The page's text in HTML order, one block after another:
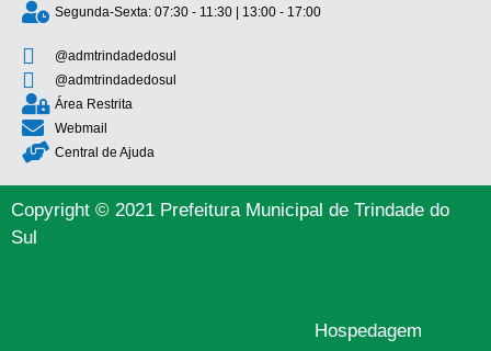
Segunda-Sexta: 07:30 - 11:30 | 13:00 - 17:00
@admtrindadedosul
@admtrindadedosul
Área Restrita
Webmail
Central de Ajuda
Copyright © 2021 Prefeitura Municipal de Trindade do
Sul
Hospedagem